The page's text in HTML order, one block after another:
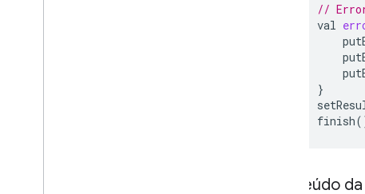
//
val
}
finish
Conteúdo